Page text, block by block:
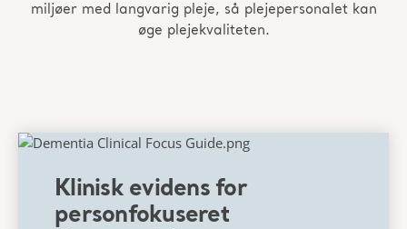
miljøer med langvarig pleje, så plejepersonalet kan
øge plejekvaliteten.
Klinisk evidens for
personfokuseret